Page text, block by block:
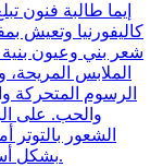
شعر بني وعيون بنية
الملابس
الرسوم المتحركة
والحب. على
الشعور بالتوتر
بشكل أساسي إيجاد طريقة للخروج من عالمها الخيالي.